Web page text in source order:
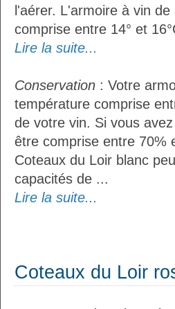
l'aérer. L'armoire à vin
comprise entre 14° et
Lire la suite...
Conservation : Votre
température comprise
de votre vin. Si vous
être comprise entre 70%
Coteaux du Loir blanc
capacités de ...
Lire la suite...
Coteaux du Loir